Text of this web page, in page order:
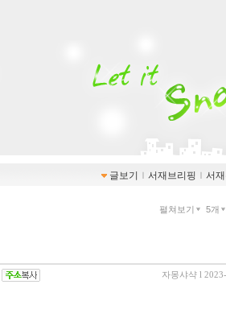
글보기 ｌ 서재브리핑 ｌ 서
펼쳐보기 5개
자몽샤샥 l